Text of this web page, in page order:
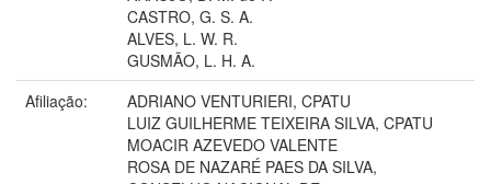
CASTRO, G. S. A.
ALVES, L. W. R.
GUSMÃO, L. H. A.
Afiliação:
ADRIANO VENTURIERI, CPATU
LUIZ GUILHERME TEIXEIRA SILVA, CPATU
MOACIR AZEVEDO VALENTE
ROSA DE NAZARÉ PAES DA SILVA,